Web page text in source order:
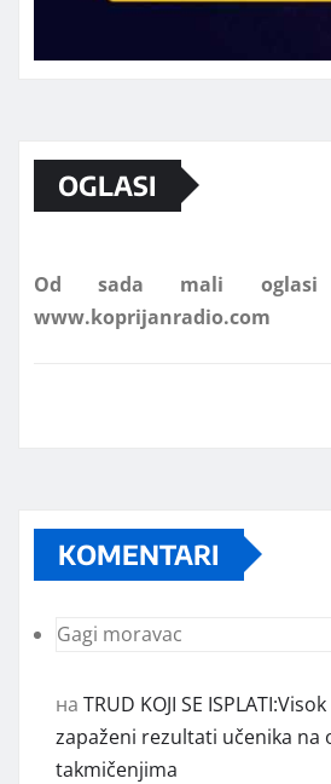
OGLASI
www.koprijanradio.com
KOMENTARI
Gagi moravac
на TRUD KOJI SE
zapaženi rezultati učenika na
takmičenjima